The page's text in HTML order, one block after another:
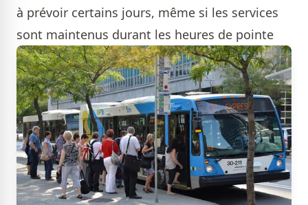
à prévoir certains jours, même si les services
sont maintenus durant les heures de pointe